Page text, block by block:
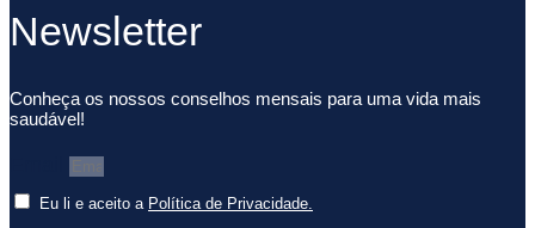
Newsletter
Conheça os nossos conselhos mensais para uma vida mais
saudável!
Eu li e aceito a Política de Privacidade.